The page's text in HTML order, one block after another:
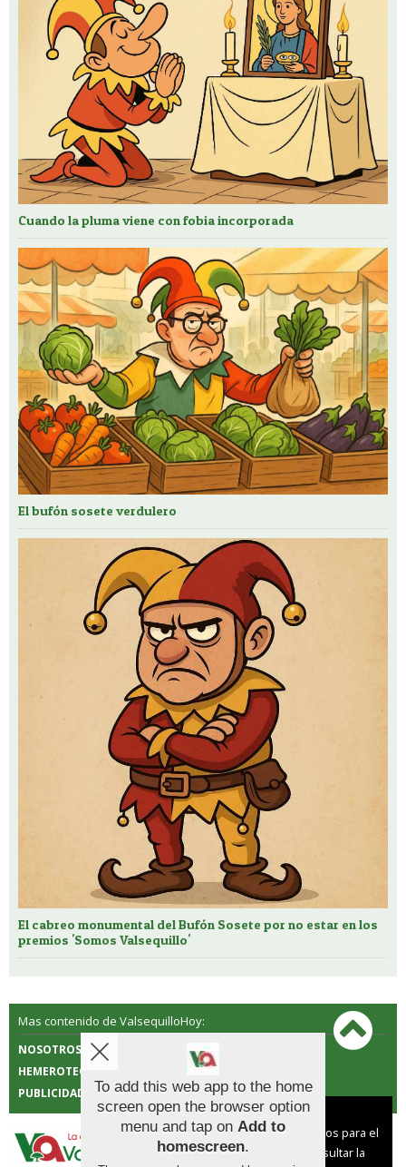
Cuando la pluma viene con fobia incorporada
El bufón sosete verdulero
El cabreo monumental del Bufón Sosete por no estar en los
premios 'Somos Valsequillo'
Mas contenido de ValsequilloHoy:
NOSOTROS
CONTACTO
HEMEROTECA
POLÍTICA DE COOKIES
PUBLICIDAD
To add this web app to the home
screen open the browser option
menu and tap on Add to
homescreen.
Aviso sobre el Uso de cookies:
Utilizamos cookies nuestras y de terceros para el
funcionamiento del digital. Puedes consultar la